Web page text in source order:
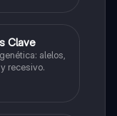
Clave
alelos,
recesivo.